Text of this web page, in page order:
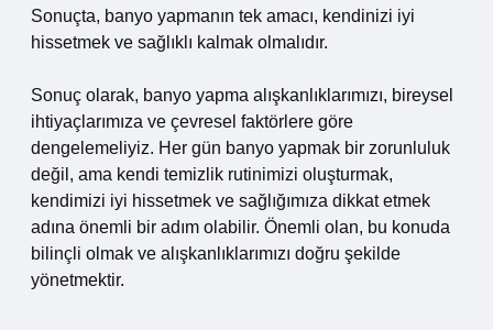
Sonuçta, banyo yapmanın tek amacı, kendinizi iyi
hissetmek ve sağlıklı kalmak olmalıdır.
Sonuç olarak, banyo yapma alışkanlıklarımızı, bireysel
ihtiyaçlarımıza ve çevresel faktörlere göre
dengelemeliyiz. Her gün banyo yapmak bir zorunluluk
değil, ama kendi temizlik rutinimizi oluşturmak,
kendimizi iyi hissetmek ve sağlığımıza dikkat etmek
adına önemli bir adım olabilir. Önemli olan, bu konuda
bilinçli olmak ve alışkanlıklarımızı doğru şekilde
yönetmektir.